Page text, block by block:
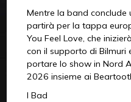
Mentre la band conclude
partirà per la tappa
You Feel Love, che
con il supporto di Bilmuri
portare lo show in Nord
2026 insieme ai
I Bad